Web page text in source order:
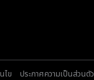
ไข ประกาศความเป็นส่วนตัว